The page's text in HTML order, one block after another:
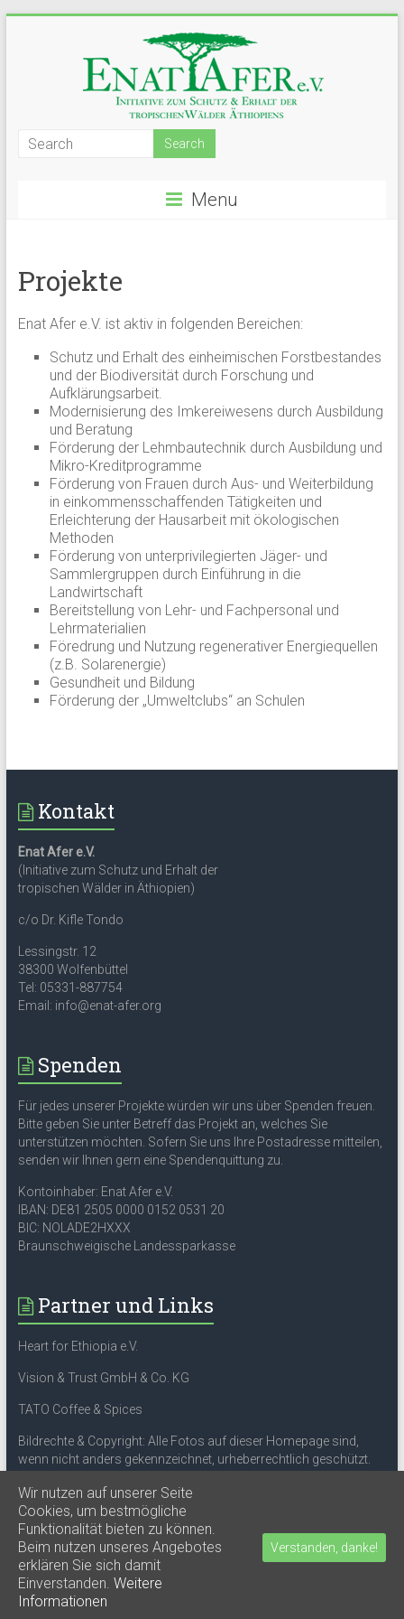
Menu
Projekte
Enat Afer e.V. ist aktiv in folgenden Bereichen:
Schutz und Erhalt des einheimischen Forstbestandes
und der Biodiversität durch Forschung und
Aufklärungsarbeit.
Modernisierung des Imkereiwesens durch Ausbildung
und Beratung
Förderung der Lehmbautechnik durch Ausbildung und
Mikro-Kreditprogramme
Förderung von Frauen durch Aus- und Weiterbildung
in einkommensschaffenden Tätigkeiten und
Erleichterung der Hausarbeit mit ökologischen
Methoden
Förderung von unterprivilegierten Jäger- und
Sammlergruppen durch Einführung in die
Landwirtschaft
Bereitstellung von Lehr- und Fachpersonal und
Lehrmaterialien
Föredrung und Nutzung regenerativer Energiequellen
(z.B. Solarenergie)
Gesundheit und Bildung
Förderung der „Umweltclubs“ an Schulen
Kontakt
Enat Afer e.V.
(Initiative zum Schutz und Erhalt der
tropischen Wälder in Äthiopien)
c/o Dr. Kifle Tondo
Lessingstr. 12
38300 Wolfenbüttel
Tel: 05331-887754
Email: info@enat-afer.org
Spenden
Für jedes unserer Projekte würden wir uns über Spenden freuen.
Bitte geben Sie unter Betreff das Projekt an, welches Sie
unterstützen möchten. Sofern Sie uns Ihre Postadresse mitteilen,
senden wir Ihnen gern eine Spendenquittung zu.
Kontoinhaber: Enat Afer e.V.
IBAN: DE81 2505 0000 0152 0531 20
BIC: NOLADE2HXXX
Braunschweigische Landessparkasse
Partner und Links
Heart for Ethiopia e.V.
Vision & Trust GmbH & Co. KG
TATO Coffee & Spices
Bildrechte & Copyright: Alle Fotos auf dieser Homepage sind,
wenn nicht anders gekennzeichnet, urheberrechtlich geschützt.
Kopieren, Vervielfältigen oder Nutzung sind nicht gestattet.
Copyright © 2026Enat Afer e.V.
Wir nutzen auf unserer Seite
Cookies, um bestmögliche
Funktionalität bieten zu können.
Beim nutzen unseres Angebotes
erklären Sie sich damit
Einverstanden. Weitere
Informationen
Verstanden, danke!